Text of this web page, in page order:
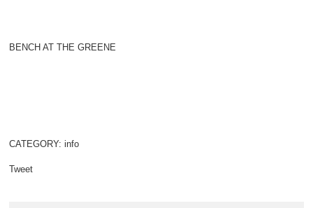
BENCH AT THE GREENE
CATEGORY: info
Tweet